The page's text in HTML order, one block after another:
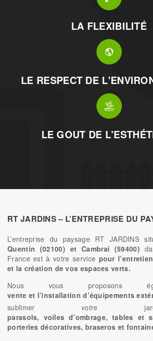
LA FLEXIBILITÉ
LE RESPECT DE
LE GOUT DE
RT JARDINS – L’ENTREPRISE DU
L’entreprise du paysage RT JARDINS
Quentin (02100) et Cambrai (59400)
France est à votre service pour
et la création de vos espaces verts.
Nous vous proposons
vente et l’installation d’équipements
sublimer votre
parasols, voiles d’ombrage, tables et
porteries décoratives, braseros et